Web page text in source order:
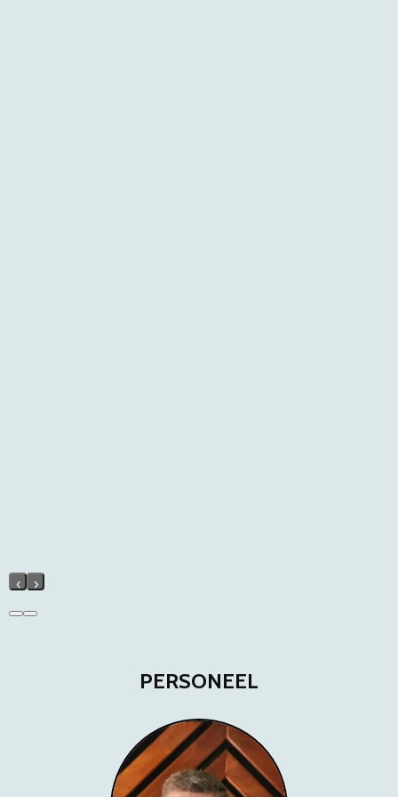
‹ ›
PERSONEEL